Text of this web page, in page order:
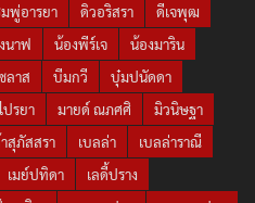
พู่อารยา ดิวอริสรา
ดีเจพุฒ
นาฟ น้องพีร์เจ
น้องมาริน
ลาส บีมกวี
บุ๋มปนัดดา
ปรยา มายด์ ณภศศิ
มิวนิษฐา
าสุภัสสรา เบลล่า
เบลล่าราณี
เมย์ปทิดา
เลดี้ปราง